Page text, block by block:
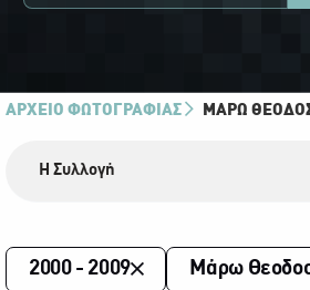
ΑΡΧΕΙΟ ΦΩΤΟΓΡΑΦΙΑΣ ΜΆΡΩ
Η Συλλογή
2000 - 2009 Μάρω